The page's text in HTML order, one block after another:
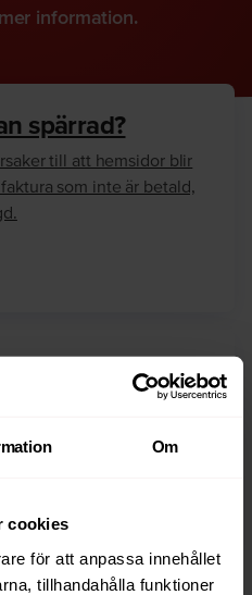
Om
cookies
för att anpassa innehållet
tillhandahålla funktioner
information.
spärrad?
till att hemsidor blir
som inte är betald,
domännamnet så har
hemsida är spärrad.